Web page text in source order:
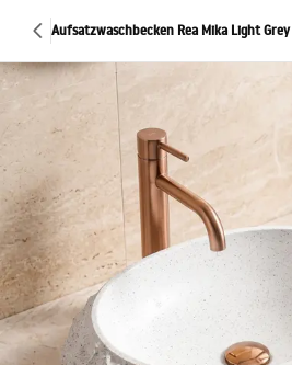
Aufsatzwaschbecken Rea Mika Light Grey